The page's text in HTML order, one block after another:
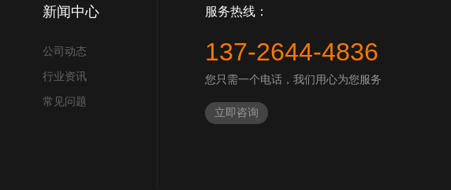
新闻中心
公司动态
行业资讯
常见问题
服务热线：
137-2644-4836
您只需一个电话，我们用心为您服务
立即咨询